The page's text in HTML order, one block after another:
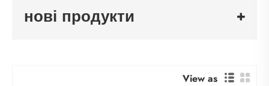
нові продукти
View as